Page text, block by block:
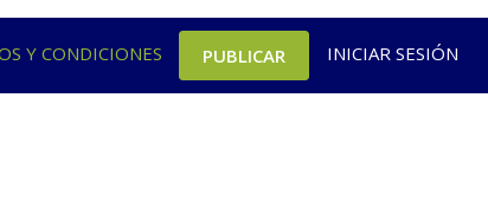
Y CONDICIONES PUBLICAR INICIAR SESIÓN